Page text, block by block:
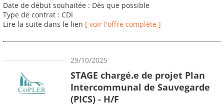
Date de début souhaitée : Dès que possible
Type de contrat : CDI
Lire la suite dans le lien [ voir l'offre complète ]
29/10/2025
STAGE chargé.e de projet Plan
Intercommunal de Sauvegarde
(PICS) - H/F